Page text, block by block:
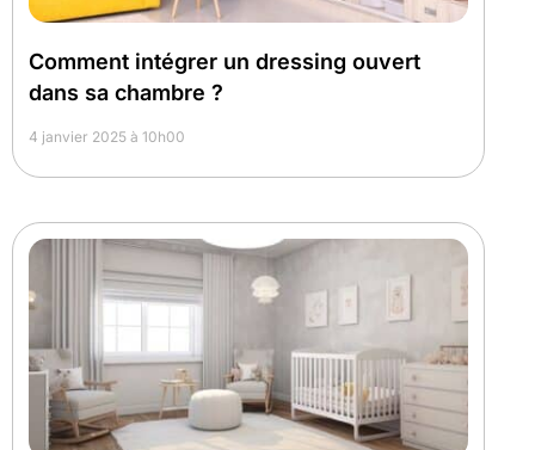
Comment intégrer un dressing ouvert
dans sa chambre ?
4 janvier 2025 à 10h00